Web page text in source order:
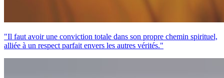
"Il faut avoir une conviction totale dans son propre chemin spirituel,
alliée à un respect parfait envers les autres vérités."